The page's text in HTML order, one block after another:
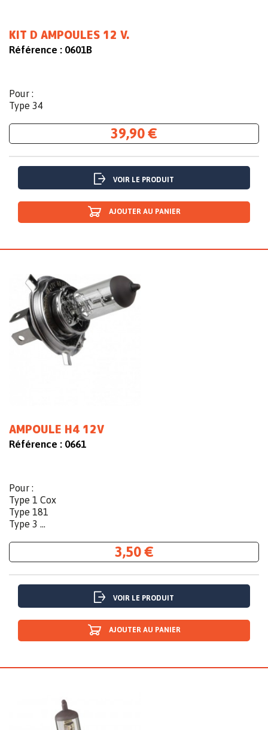
KIT D AMPOULES 12 V.
Référence : 0601B
Pour :
Type 34
39,90 €
VOIR LE PRODUIT
AJOUTER AU PANIER
AMPOULE H4 12V
Référence : 0661
Pour :
Type 1 Cox
Type 181
Type 3 ...
3,50 €
VOIR LE PRODUIT
AJOUTER AU PANIER